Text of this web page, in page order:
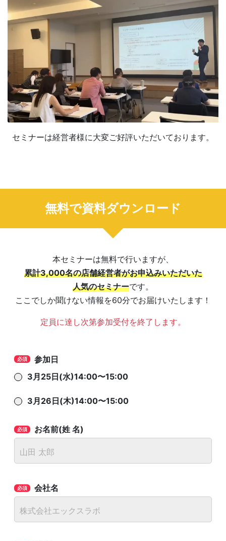
セミナーは経営者様に大変ご好評いただいております。
無料で資料ダウンロード
本セミナーは無料で行いますが、
累計3,000名の店舗経営者がお申込みいただいた
人気のセミナーです。
ここでしか聞けない情報を60分でお届けいたします！
定員に達し次第参加受付を終了します。
参加日
3月25日(水)14:00〜15:00
3月26日(木)14:00〜15:00
お名前(姓 名)
会社名